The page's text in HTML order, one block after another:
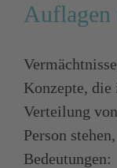
Auflagen
Konzepte,
Verteilung
Person
Bedeutungen: